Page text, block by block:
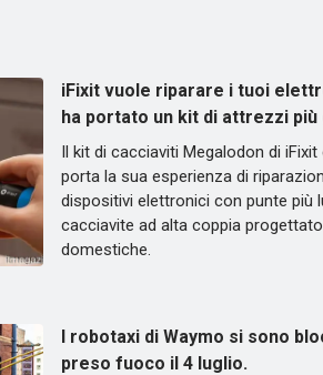
iFixit vuole riparare i tuoi
ha portato un kit di attrezzi più
Il kit di cacciaviti Megalodon di iFixit
porta la sua esperienza di
dispositivi elettronici con punte più
cacciavite ad alta coppia
domestiche.
I robotaxi di Waymo si sono
preso fuoco il 4 luglio.